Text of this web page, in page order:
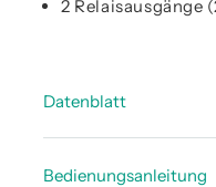
2 Relaisausgänge
Datenblatt
Bedienungsanleitung